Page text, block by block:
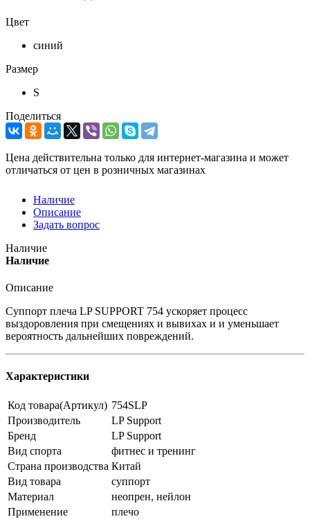
Цвет
синий
Размер
S
Поделиться
Цена действительна только для интернет-магазина и может
отличаться от цен в розничных магазинах
Наличие
Описание
Задать вопрос
Наличие
Наличие
Описание
Суппорт плеча LP SUPPORT 754 ускоряет процесс
выздоровления при смещениях и вывихах и и уменьшает
вероятность дальнейших повреждений.
Характеристики
Код товара(Артикул) 754SLP
Производитель
LP Support
Бренд
LP Support
Вид спорта
фитнес и тренинг
Страна производства Китай
Вид товара
суппорт
Материал
неопрен, нейлон
Применение
плечо